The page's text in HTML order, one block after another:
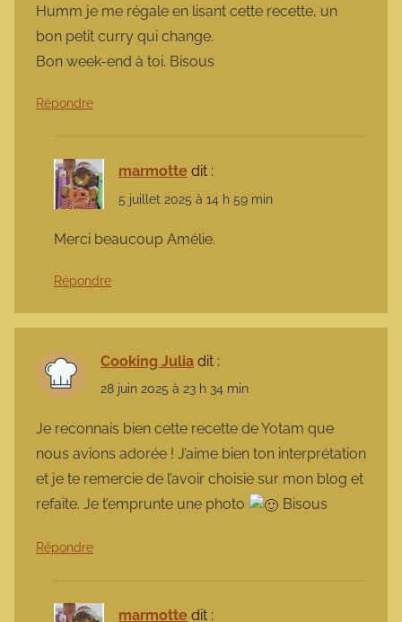
Humm je me régale en lisant cette recette, un
bon petit curry qui change.
Bon week-end à toi. Bisous
Répondre
marmotte dit :
5 juillet 2025 à 14 h 59 min
Merci beaucoup Amélie.
Répondre
Cooking Julia dit :
28 juin 2025 à 23 h 34 min
Je reconnais bien cette recette de Yotam que
nous avions adorée ! J’aime bien ton interprétation
et je te remercie de l’avoir choisie sur mon blog et
refaite. Je t’emprunte une photo
Bisous
Répondre
marmotte dit :